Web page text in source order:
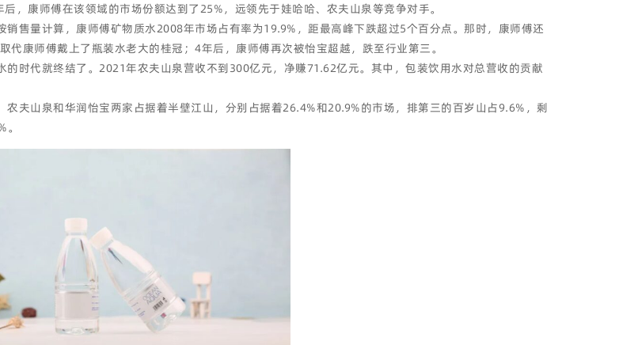
，康师傅在该领域的市场份额达到了25%，远领先于娃哈哈、农夫山泉等竞争对手。
售量计算，康师傅矿物质水2008年市场占有率为19.9%，距最高峰下跌超过5个百分点。那时，康师傅还
康师傅戴上了瓶装水老大的桂冠；4年后，康师傅再次被怡宝超越，跌至行业第三。
时代就终结了。2021年农夫山泉营收不到300亿元，净赚71.62亿元。其中，包装饮用水对总营收的贡献
夫山泉和华润怡宝两家占据着半壁江山，分别占据着26.4%和20.9%的市场，排第三的百岁山占9.6%，剩